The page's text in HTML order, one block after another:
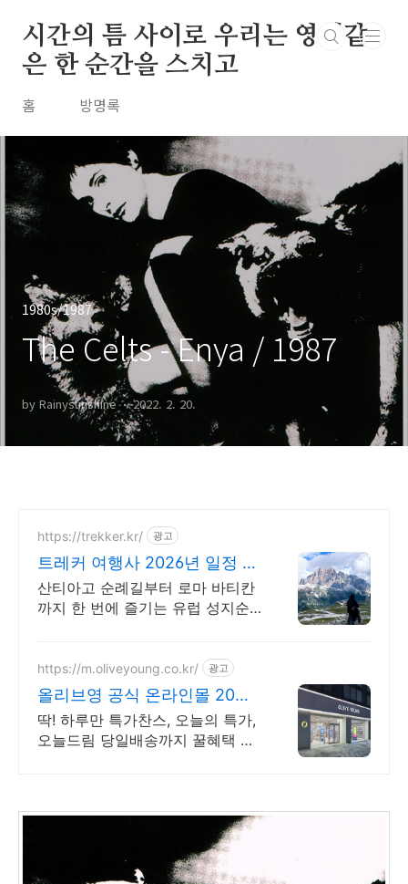
시간의 틈 사이로 우리는 영원같
은 한 순간을 스치고
홈 방명록
1980s/1987
The Celts - Enya / 1987
by Rainysunshine 2022. 2. 20.
https://trekker.kr/ 광고
트레커 여행사 2026년 일정 마
감임박
산티아고 순례길부터 로마 바티칸
까지 한 번에 즐기는 유럽 성지순
동행 패키지
https://m.oliveyoung.co.kr/ 광고
올리브영 공식 온라인몰 20시
이전 주문은 오늘드림
딱! 하루만 특가찬스, 오늘의 특가,
오늘드림 당일배송까지 꿀혜택 놓